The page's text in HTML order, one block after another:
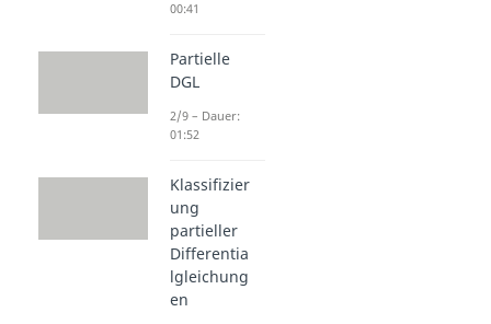
00:41
Partielle
DGL
2/9 – Dauer:
01:52
Klassifizier
ung
partieller
Differentia
lgleichung
en